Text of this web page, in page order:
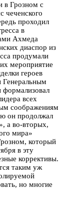
в Грозном с
чеченского
проходил
в
Ахмеда
диаспор из
продумали
мероприятие
героев
Генеральным
формализовал
всех
соображениям
он продолжал
а во-вторых,
мира»
который
в эту
коррективы.
таким уж
но многие